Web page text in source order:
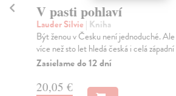
V pasti pohlaví
Lauder Silvie | Kniha
Být ženou v Česku není jednoduché.
více než sto let hledá česká i celá západní
Zasielame do 12 dní
20,05 €